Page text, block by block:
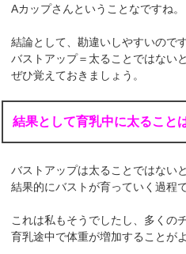
Aカップさんということなですね。
結論として、勘違いしやすいのです
バストアップ＝太ることではない
ぜひ覚えておきましょう。
結果として育乳中に太ること
バストアップは太ることではない
結果的にバストが育っていく過程
これは私もそうでしたし、多くの
育乳途中で体重が増加することが